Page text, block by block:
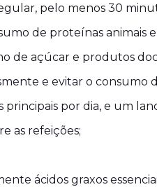
pelo menos 30
de proteínas animais
de açúcar e produtos
e evitar o consumo
principais por dia, e um
as refeições;
ácidos graxos